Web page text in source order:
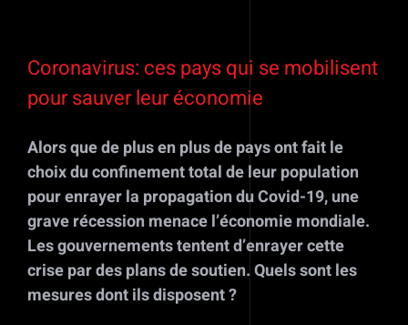
l'image
Coronavirus: ces pays qui se mobilisent
pour sauver leur économie
Alors que de plus en plus de pays ont fait le
choix du confinement total de leur population
pour enrayer la propagation du Covid-19, une
grave récession menace l’économie mondiale.
Les gouvernements tentent d’enrayer cette
crise par des plans de soutien.Quels sont les
mesures dont ils disposent ?